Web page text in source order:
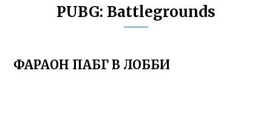
PUBG: Battlegrounds
ФАРАОН ПАБГ В ЛОББИ